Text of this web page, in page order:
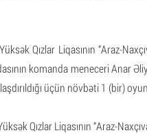
Qızlar Liqasının “Araz-
komanda meneceri Anar
üçün növbəti 1 (bir)
Qızlar Liqasının “Araz-